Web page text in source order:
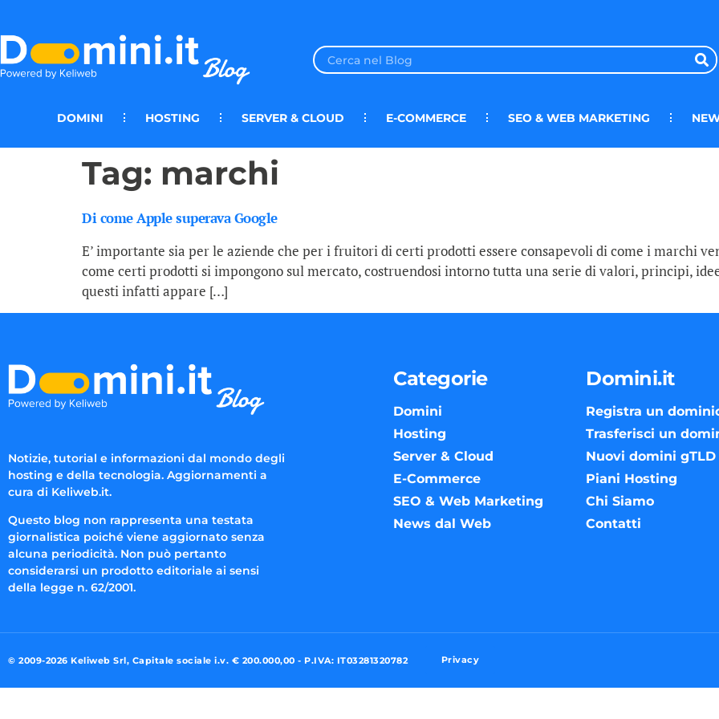
DOMINI HOSTING SERVER & CLOUD E-COMMERCE SEO & WEB MARKETING
Tag: marchi
Di come Apple superava Google
E’ importante sia per le aziende che per i fruitori di certi prodotti essere consapevoli di come i marchi
come certi prodotti si impongono sul mercato, costruendosi intorno tutta una serie di valori, principi,
questi infatti appare […]
Notizie, tutorial e informazioni dal mondo degli
hosting e della tecnologia. Aggiornamenti a
cura di Keliweb.it.
Questo blog non rappresenta una testata
giornalistica poiché viene aggiornato senza
alcuna periodicità. Non può pertanto
considerarsi un prodotto editoriale ai sensi
della legge n. 62/2001.
Categorie
Domini
Hosting
Server & Cloud
E-Commerce
SEO & Web Marketing
News dal Web
Domini.it
Registra un
Trasferisci un
Nuovi domini gTLD
Piani Hosting
Chi Siamo
Contatti
© 2009-2026 Keliweb Srl, Capitale sociale i.v. € 200.000,00 - P.IVA: IT03281320782 Privacy